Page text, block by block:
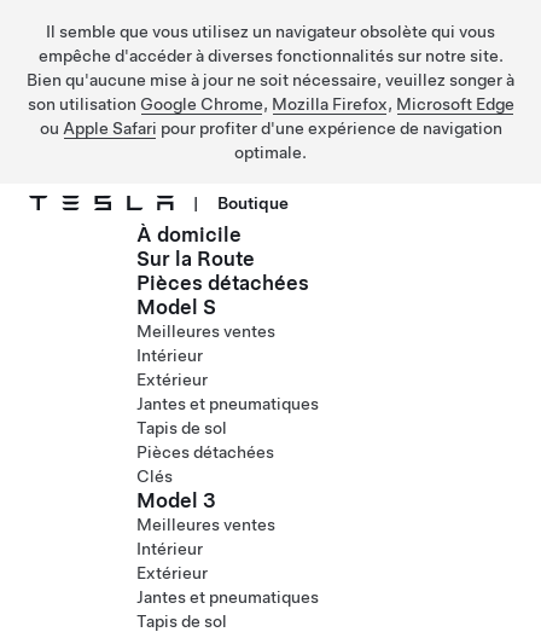
Il semble que vous utilisez un navigateur obsolète qui vous
empêche d'accéder à diverses fonctionnalités sur notre site.
Bien qu'aucune mise à jour ne soit nécessaire, veuillez songer à
son utilisation Google Chrome, Mozilla Firefox, Microsoft Edge
ou Apple Safari pour profiter d'une expérience de navigation
optimale.
Passer au contenu principal
| Boutique
À domicile
Sur la Route
Pièces détachées
Model S
Meilleures ventes
Intérieur
Extérieur
Jantes et pneumatiques
Tapis de sol
Pièces détachées
Clés
Model 3
Meilleures ventes
Intérieur
Extérieur
Jantes et pneumatiques
Tapis de sol